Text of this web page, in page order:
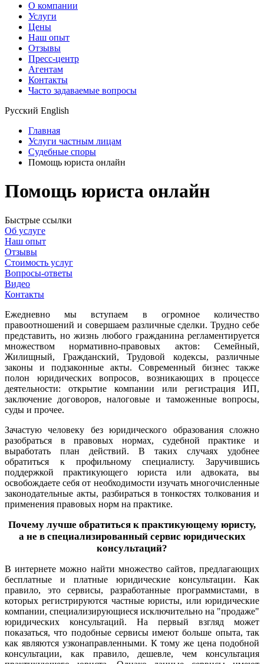
О компании
Услуги
Цены
Наш опыт
Отзывы
Пресс-центр
Агентам
Контакты
Часто задаваемые вопросы
Русский English
Главная
Услуги частным лицам
Судебные споры
Помощь юриста онлайн
Помощь юриста онлайн
Быстрые ссылки
Об услуге
Наш опыт
Отзывы
Стоимость услуг
Вопросы-ответы
Видео
Контакты
Ежедневно мы вступаем в огромное количество
правоотношений и совершаем различные сделки. Трудно себе
представить, но жизнь любого гражданина регламентируется
множеством нормативно-правовых актов: Семейный,
Жилищный, Гражданский, Трудовой кодексы, различные
законы и подзаконные акты. Современный бизнес также
полон юридических вопросов, возникающих в процессе
деятельности: открытие компании или регистрация ИП,
заключение договоров, налоговые и таможенные вопросы,
суды и прочее.
Зачастую человеку без юридического образования сложно
разобраться в правовых нормах, судебной практике и
выработать план действий. В таких случаях удобнее
обратиться к профильному специалисту. Заручившись
поддержкой практикующего юриста или адвоката, вы
освобождаете себя от необходимости изучать многочисленные
законодательные акты, разбираться в тонкостях толкования и
применения правовых норм на практике.
Почему лучше обратиться к практикующему юристу,
а не в специализированный сервис юридических
консультаций?
В интернете можно найти множество сайтов, предлагающих
бесплатные и платные юридические консультации. Как
правило, это сервисы, разработанные программистами, в
которых регистрируются частные юристы, или юридические
компании, специализирующиеся исключительно на "продаже"
юридических консультаций. На первый взгляд может
показаться, что подобные сервисы имеют больше опыта, так
как являются узконаправленными. К тому же цена подобной
консультации, как правило, дешевле, чем консультация